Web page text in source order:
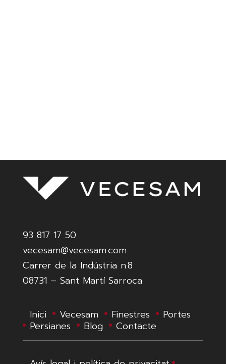
93 817 17 50
vecesam@vecesam.com
Carrer de la Indústria n.8
08731 – Sant Martí Sarroca
Inici Vecesam Finestres
Portes
Persianes
Blog Contacte